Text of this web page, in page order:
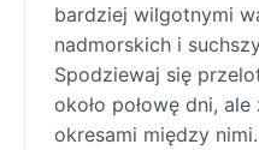
bardziej wilgotnymi
nadmorskich i
Spodziewaj się
około połowę dni,
okresami między